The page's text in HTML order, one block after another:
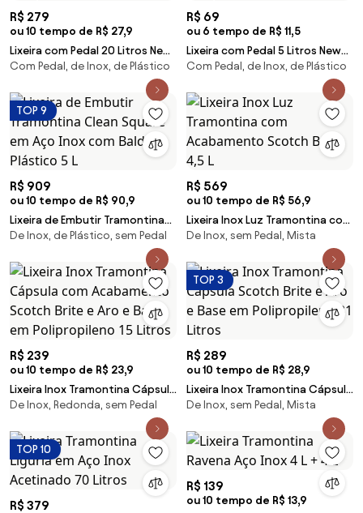
R$ 279
ou 10 tempo de R$ 27,9
Lixeira com Pedal 20 Litros New
Tramontina em Aço Inox Polido
Com Pedal, de Inox, de Plástico
R$ 69
ou 6 tempo de R$ 11,5
Lixeira com Pedal 5 Litros New
Tramontina em Aço Inox Polido
Com Pedal, de Inox, de Plástico
TOP 9
R$ 909
ou 10 tempo de R$ 90,9
Lixeira de Embutir Tramontina
Clean Square em Aço Inox com
De Inox, de Plástico, sem Pedal
R$ 569
ou 10 tempo de R$ 56,9
Lixeira Inox Luz Tramontina com
Acabamento Scotch Brite 4,5 L
De Inox, sem Pedal, Mista
R$ 239
ou 10 tempo de R$ 23,9
Lixeira Inox Tramontina Cápsula
com Acabamento Scotch Brite
e Aro e Base em Polipropileno 15
Litros
De Inox, Redonda, sem Pedal
TOP 3
R$ 289
ou 10 tempo de R$ 28,9
Lixeira Inox Tramontina Cápsula
Scotch Brite e Aro e Base em
De Inox, sem Pedal, Mista
TOP 10
R$ 379
R$ 139
ou 10 tempo de R$ 13,9